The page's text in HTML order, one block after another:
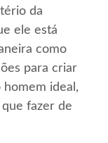
da
ele está
como
para criar
ideal,
fazer de